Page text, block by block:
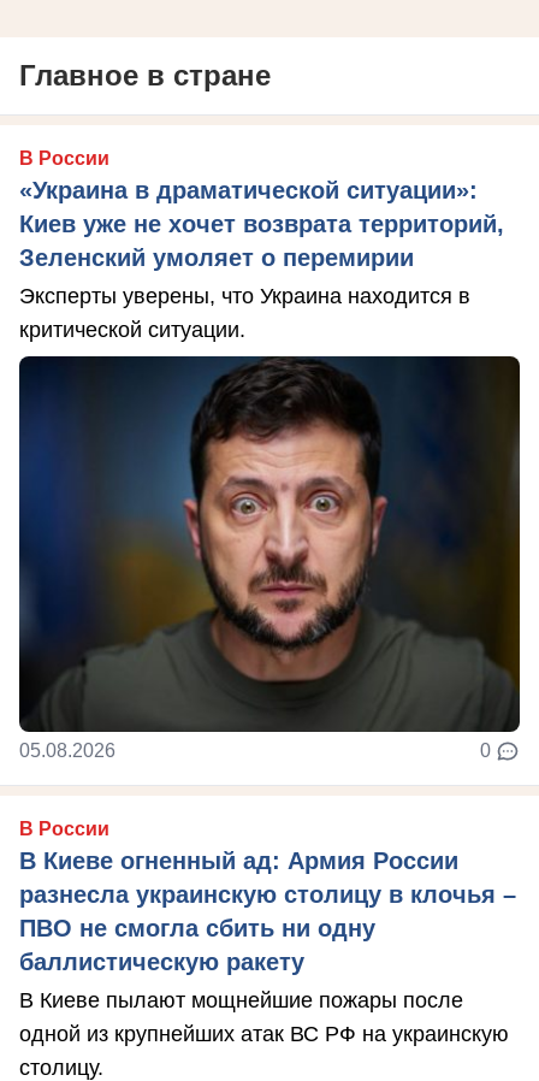
Главное в стране
В России
«Украина в драматической ситуации»:
Киев уже не хочет возврата территорий,
Зеленский умоляет о перемирии
Эксперты уверены, что Украина находится в
критической ситуации.
05.08.2026 0
В России
В Киеве огненный ад: Армия России
разнесла украинскую столицу в клочья –
ПВО не смогла сбить ни одну
баллистическую ракету
В Киеве пылают мощнейшие пожары после
одной из крупнейших атак ВС РФ на украинскую
столицу.